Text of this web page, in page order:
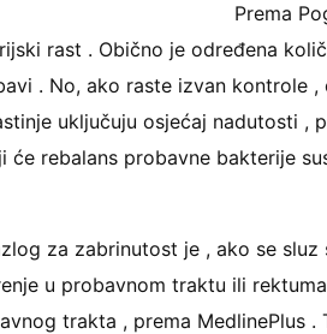
Prema
rast . Obično je određena
. No, ako raste izvan kontrole
uključuju osjećaj nadutosti ,
rebalans probavne bakterije
za zabrinutost je , ako se
u probavnom traktu ili
trakta , prema MedlinePlus